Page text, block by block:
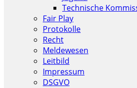
Technische
Fair Play
Protokolle
Recht
Meldewesen
Leitbild
Impressum
DSGVO